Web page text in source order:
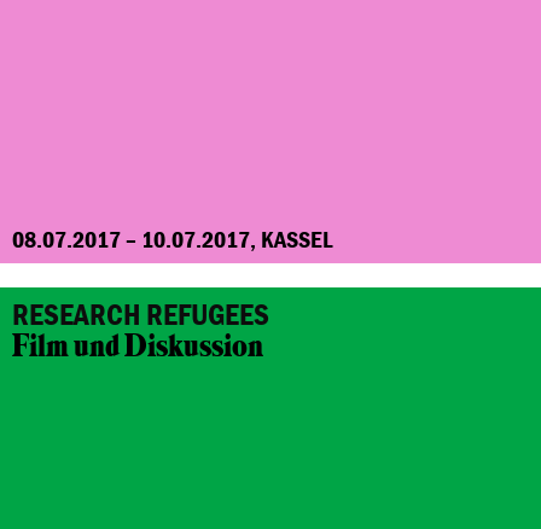
08.07.2017 – 10.07.2017, KASSEL
RESEARCH REFUGEES
Film und Diskussion